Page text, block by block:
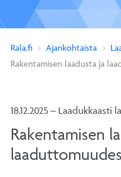
Rala.fi Ajankohtaista
Rakentamisen laadusta ja
18.12.2025 – Laadukkaasti
Rakentamisen